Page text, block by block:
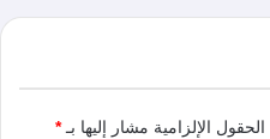
الحقول الإلزامية مشار إليها بـ*